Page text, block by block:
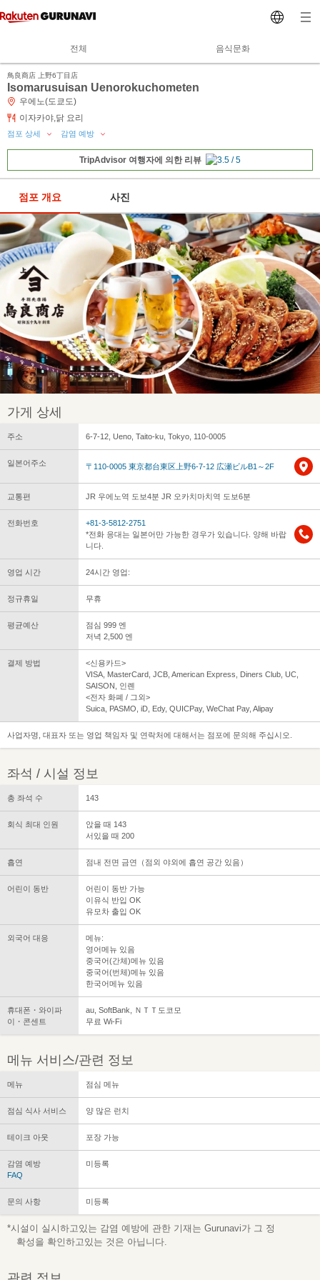
전체 음식문화
鳥良商店 上野6丁目店
Isomarusuisan Uenorokuchometen
우에노(도쿄도)
이자카야,닭 요리
점포 상세 감염 예방
TripAdvisor 여행자에 의한 리뷰
점포 개요 사진
가게 상세
주소 6-7-12, Ueno, Taito-ku, Tokyo, 110-0005
일본어주소 〒110-0005 東京都台東区上野6-7-12 広瀬ビルB1～2F
교통편 JR 우에노역 도보4분 JR 오카치마치역 도보6분
전화번호
+81-3-5812-2751
*전화 응대는 일본어만 가능한 경우가 있습니다. 양해 바랍
니다.
영업 시간 24시간 영업:
정규휴일 무휴
평균예산
점심 999 엔
저녁 2,500 엔
결제 방법
<신용카드>
VISA, MasterCard, JCB, American Express, Diners Club, UC,
SAISON, 인롄
<전자 화폐 / 그외>
Suica, PASMO, iD, Edy, QUICPay, WeChat Pay, Alipay
사업자명, 대표자 또는 영업 책임자 및 연락처에 대해서는 점포에 문의해 주십시오.
좌석 / 시설 정보
총 좌석 수 143
회식 최대 인원
앉을 때 143
서있을 때 200
흡연 점내 전면 금연（점외 야외에 흡연 공간 있음）
어린이 동반
어린이 동반 가능
이유식 반입 OK
유모차 출입 OK
외국어 대응
메뉴:
영어메뉴 있음
중국어(간체)메뉴 있음
중국어(번체)메뉴 있음
한국어메뉴 있음
휴대폰・와이파
이・콘센트
au, SoftBank, ＮＴＴ도코모
무료 Wi-Fi
메뉴 서비스/관련 정보
메뉴 점심 메뉴
점심 식사 서비스 양 많은 런치
테이크 아웃 포장 가능
감염 예방
FAQ
미등록
문의 사항 미등록
*시설이 실시하고있는 감염 예방에 관한 기재는 Gurunavi가 그 정
확성을 확인하고있는 것은 아닙니다.